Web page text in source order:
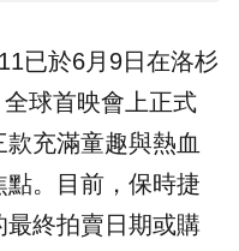
已於6月9日在洛杉
球首映會上正式
充滿童趣與熱血
。目前，保時捷
終拍賣日期或購